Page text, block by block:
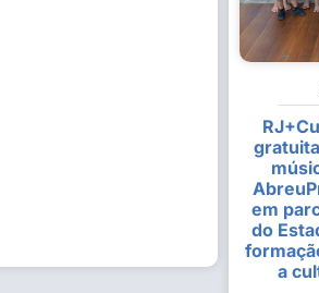
9 de
em
do
a